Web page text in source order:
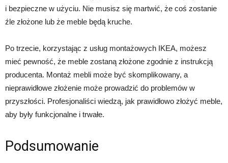
i bezpieczne w użyciu. Nie musisz się martwić, że coś zostanie
źle złożone lub że meble będą kruche.
Po trzecie, korzystając z usług montażowych IKEA, możesz
mieć pewność, że meble zostaną złożone zgodnie z instrukcją
producenta. Montaż mebli może być skomplikowany, a
nieprawidłowe złożenie może prowadzić do problemów w
przyszłości. Profesjonaliści wiedzą, jak prawidłowo złożyć meble,
aby były funkcjonalne i trwałe.
Podsumowanie